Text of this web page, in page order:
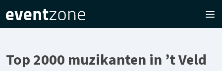
Top 2000 muzikanten in ’t Veld